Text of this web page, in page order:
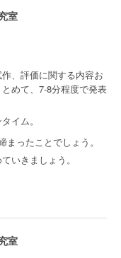
室
、評価に関する内容お
めて、7-8分程度で発表
イム。
ったことでしょう。
いきましょう。
室